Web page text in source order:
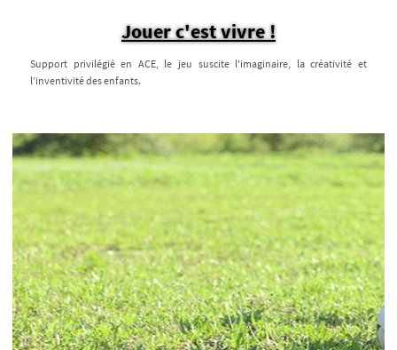
Jouer c'est vivre !
Support privilégié en ACE, le jeu suscite l'imaginaire, la créativité et
l’inventivité des enfants.